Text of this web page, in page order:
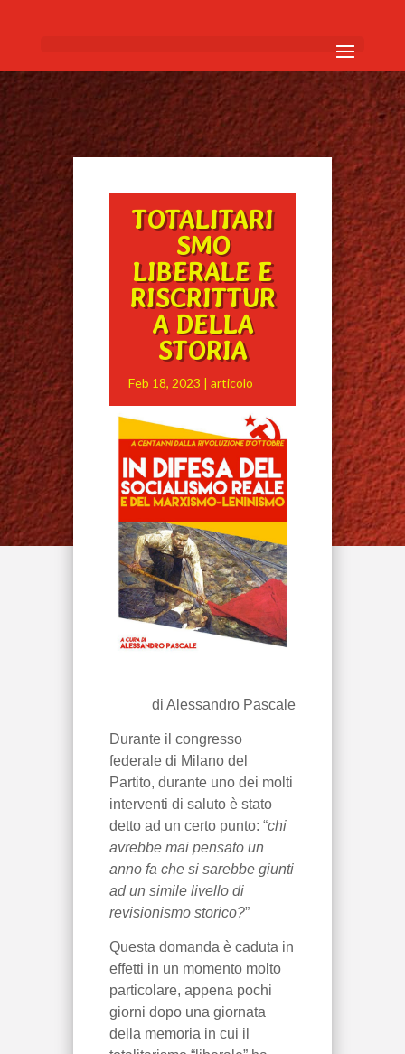
TOTALITARI
SMO
LIBERALE E
RISCRITTUR
A DELLA
STORIA
Feb 18, 2023 | articolo
di Alessandro Pascale
Durante il congresso
federale di Milano del
Partito, durante uno dei molti
interventi di saluto è stato
detto ad un certo punto: “chi
avrebbe mai pensato un
anno fa che si sarebbe giunti
ad un simile livello di
revisionismo storico?”
Questa domanda è caduta in
effetti in un momento molto
particolare, appena pochi
giorni dopo una giornata
della memoria in cui il